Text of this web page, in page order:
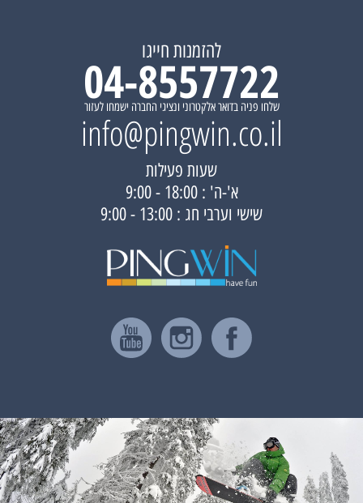
להזמנות חייגו
04-8557722
שלחו פניה בדואר אלקטרוני ונציגי החברה ישמחו לעזור
info@pingwin.co.il
שעות פעילות
א'-ה' : 18:00 - 9:00
שישי וערבי חג : 13:00 - 9:00